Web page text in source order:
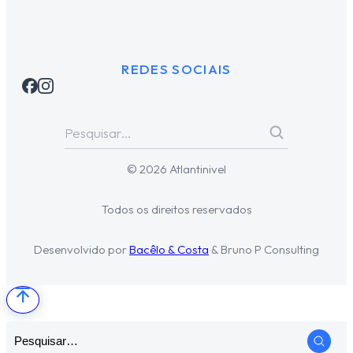
REDES SOCIAIS
© 2026 Atlantinivel
Todos os direitos reservados
Desenvolvido porBacêlo & Costa & Bruno P Consulting